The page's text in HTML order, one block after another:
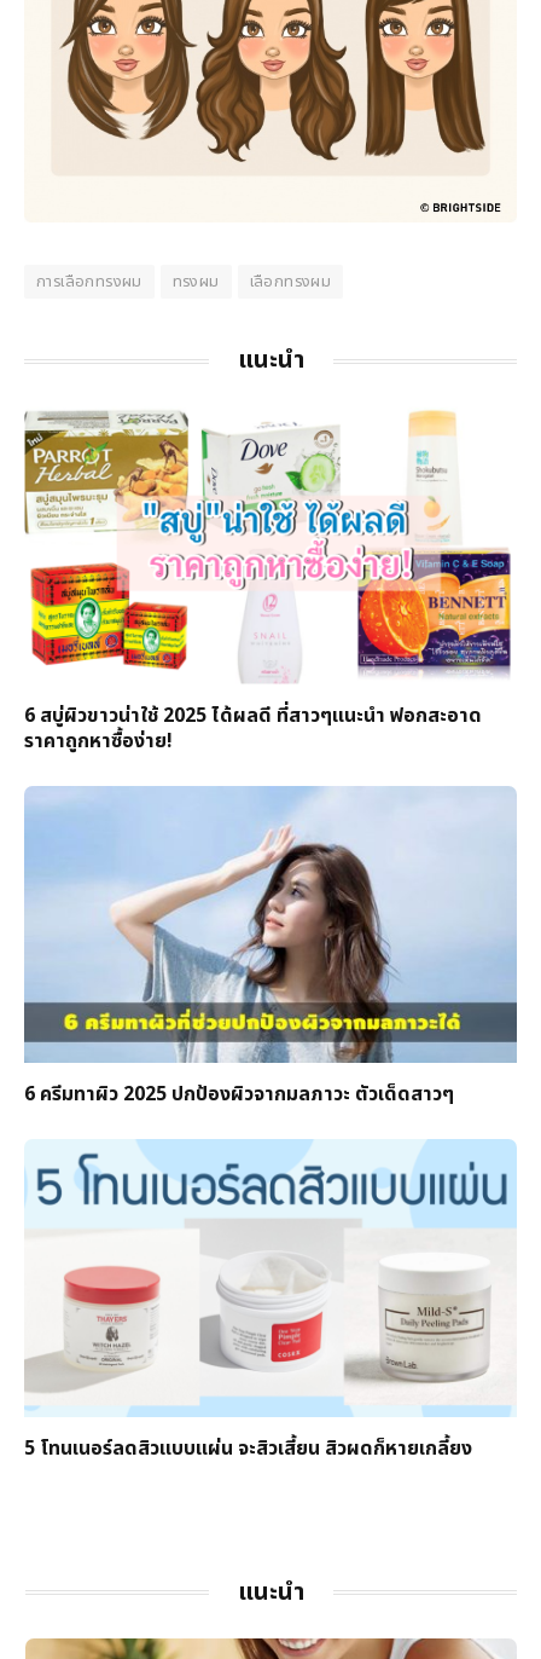
การเลือกทรงผม ทรงผม เลือกทรงผม
แนะนำ
6 สบู่ผิวขาวน่าใช้ 2025 ได้ผลดี ที่สาวๆแนะนำ ฟอกสะอาด
ราคาถูกหาซื้อง่าย!
6 ครีมทาผิว 2025 ปกป้องผิวจากมลภาวะ ตัวเด็ดสาวๆ
5 โทนเนอร์ลดสิวแบบแผ่น จะสิวเสี้ยน สิวผดก็หายเกลี้ยง
แนะนำ